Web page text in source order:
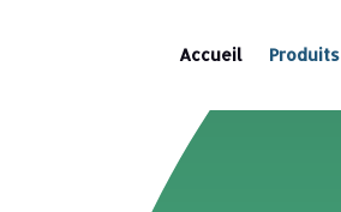
Accueil Produits